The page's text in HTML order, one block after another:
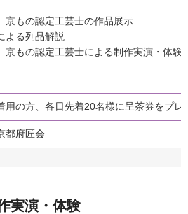
京もの認定工芸士の作品展示
よる列品解説
京もの認定工芸士による制作実演・体験
用の方、各日先着20名様に呈茶券をプレ
都府匠会
実演・体験